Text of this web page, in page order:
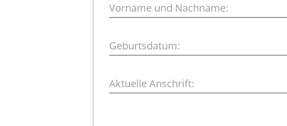
Vorname und Nachname:
Geburtsdatum:
Aktuelle Anschrift: